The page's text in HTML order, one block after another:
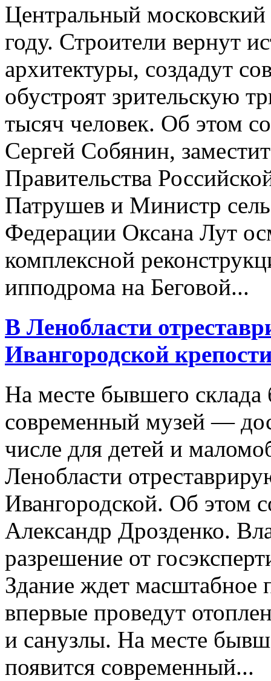
Центральный
году. Строители вернут
архитектуры, создадут
обустроят зрительскую
тысяч человек. Об этом
Сергей Собянин,
Правительства
Патрушев и Министр
Федерации Оксана Лут
комплексной
ипподрома на Беговой...
В Ленобласти
Ивангородской
На месте бывшего склада
современный музей —
числе для детей и
Ленобласти
Ивангородской. Об этом
Александр Дрозденко.
разрешение от
Здание ждет масштабное
впервые проведут
и санузлы. На месте
появится современный...